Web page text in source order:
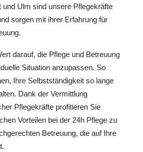
Ulm sind unsere Pflegekräfte
sorgen mit ihrer Erfahrung für
darauf, die Pflege und Betreuung
Situation anzupassen. So
Ihre Selbstständigkeit so lange
Dank der Vermittlung
Pflegekräfte profitieren Sie
Vorteilen bei der 24h Pflege zu
Betreuung, die auf Ihre